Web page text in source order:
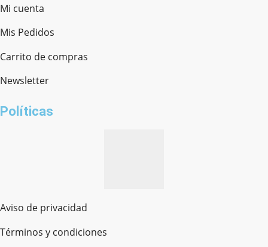
Mi cuenta
Mis Pedidos
Carrito de compras
Newsletter
Políticas
Aviso de privacidad
Términos y condiciones